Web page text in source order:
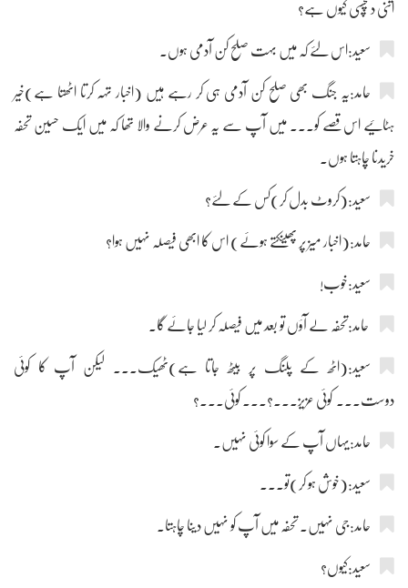
اتنی دلچسپی کیوں ہے؟
سعید:اس لئے کہ میں بہت صلح کن آدمی ہوں۔
حامد:یہ جنگ بھی صلح کن آدمی ہی کر رہے ہیں (اخبار تہہ کرتا اٹھتا ہے)خیر
ہٹائیے اس قصے کو۔۔۔ میں آپ سے یہ عرض کرنے والا تھا کہ میں ایک حسین تحفہ
خریدنا چاہتا ہوں۔
سعید:(کروٹ بدل کر)کس کے لئے؟
حامد:(اخبار میز پر پھینکتے ہوئے) اس کا ابھی فیصلہ نہیں ہوا؟
سعید:خوب!
حامد:تحفہ لے آؤں تو بعد میں فیصلہ کر لیا جائے گا۔
سعید:(اٹھ کے پلنگ پر بیٹھ جاتا ہے)ٹھیک۔۔۔ لیکن آپ کا کوئی
دوست۔۔۔ کوئی عزیز۔۔۔؟۔۔۔ کوئی۔۔۔؟
حامد:یہاں آپ کے سوا کوئی نہیں۔
سعید:(خوش ہو کر)تو۔۔۔
حامد:جی نہیں۔ تحفہ میں آپ کو نہیں دینا چاہتا۔
سعید:کیوں؟